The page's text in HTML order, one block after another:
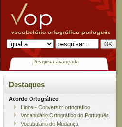
Pesquisa avançada
Destaques
Acordo Ortográfico
Lince - Conversor ortográfico
Vocabulário Ortográfico do Português
Vocabulário de Mudança